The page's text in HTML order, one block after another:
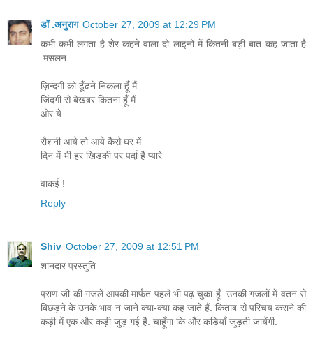
डॉ .अनुराग October 27, 2009 at 12:29 PM
कभी कभी लगता है शेर कहने वाला दो लाइनों में कितनी बड़ी बात कह जाता है
.मसलन....
ज़िन्दगी को ढूँढने निकला हूँ मैं
जिंदगी से बेखबर कितना हूँ मैं
ओर ये
रौशनी आये तो आये कैसे घर में
दिन में भी हर खिड़की पर पर्दा है प्यारे
वाकई !
Reply
Shiv October 27, 2009 at 12:51 PM
शानदार प्रस्तुति.
प्राण जी की गजलें आपकी मार्फ़त पहले भी पढ़ चुका हूँ. उनकी गजलों में वतन से
बिछड़ने के उनके भाव न जाने क्या-क्या कह जाते हैं. किताब से परिचय कराने की
कड़ी में एक और कड़ी जुड़ गई है. चाहूँगा कि और कडियाँ जुड़ती जायेंगी.